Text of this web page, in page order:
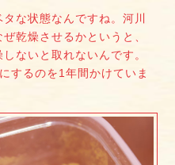
な状態なんですね。河川
乾燥させるかというと、
ないと取れないんです。
するのを1年間かけていま